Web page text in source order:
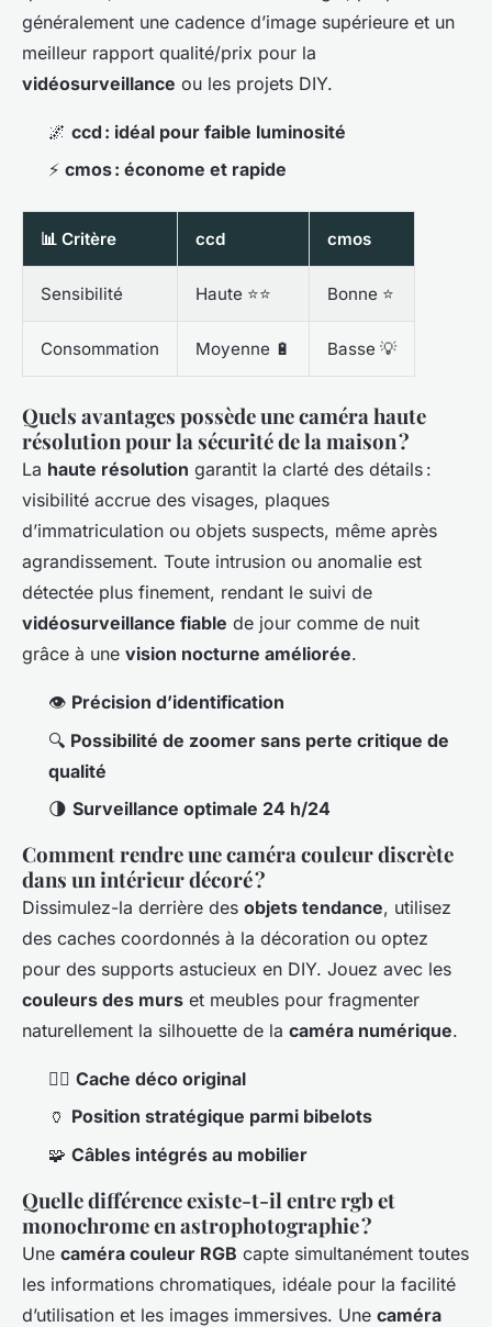
généralement une cadence d’image supérieure et un
meilleur rapport qualité/prix pour la
vidéosurveillance ou les projets DIY.
🌌 ccd : idéal pour faible luminosité
⚡ cmos : économe et rapide
📊 Critère ccd cmos
Sensibilité Haute ⭐⭐ Bonne ⭐
Consommation Moyenne 🔋 Basse 💡
Quels avantages possède une caméra haute
résolution pour la sécurité de la maison ?
La haute résolution garantit la clarté des détails :
visibilité accrue des visages, plaques
d’immatriculation ou objets suspects, même après
agrandissement. Toute intrusion ou anomalie est
détectée plus finement, rendant le suivi de
vidéosurveillance fiable de jour comme de nuit
grâce à une vision nocturne améliorée.
👁 Précision d’identification
🔍 Possibilité de zoomer sans perte critique de
qualité
🌗 Surveillance optimale 24 h/24
Comment rendre une caméra couleur discrète
dans un intérieur décoré ?
Dissimulez-la derrière des objets tendance, utilisez
des caches coordonnés à la décoration ou optez
pour des supports astucieux en DIY. Jouez avec les
couleurs des murs et meubles pour fragmenter
naturellement la silhouette de la caméra numérique.
🕵️‍♂️ Cache déco original
🏺 Position stratégique parmi bibelots
🧩 Câbles intégrés au mobilier
Quelle différence existe-t-il entre rgb et
monochrome en astrophotographie ?
Une caméra couleur RGB capte simultanément toutes
les informations chromatiques, idéale pour la facilité
d’utilisation et les images immersives. Une caméra